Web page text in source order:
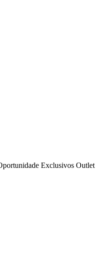
Exclusivos Outlet